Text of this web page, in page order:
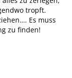
tropft.
Es muss
zu finden!